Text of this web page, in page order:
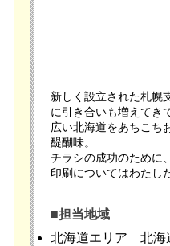
新しく設立された札幌
に引き合いも増えてき
広い北海道をあちこち
醍醐味。
チラシの成功のために
印刷についてはわたし
■担当地域
北海道エリア
北海